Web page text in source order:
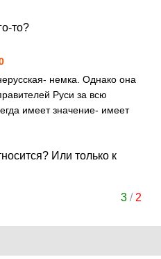
то?
немка. Однако она
Руси за всю
имеет значение- имеет
Или только к
3/ 2